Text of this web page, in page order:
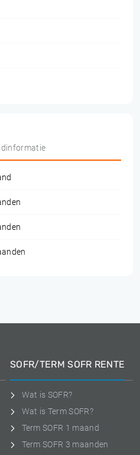
SOFR/TERM SOFR RENTE
Wat is SOFR?
Wat is Term SOFR?
Term SOFR 1 maand
Term SOFR 3 maanden